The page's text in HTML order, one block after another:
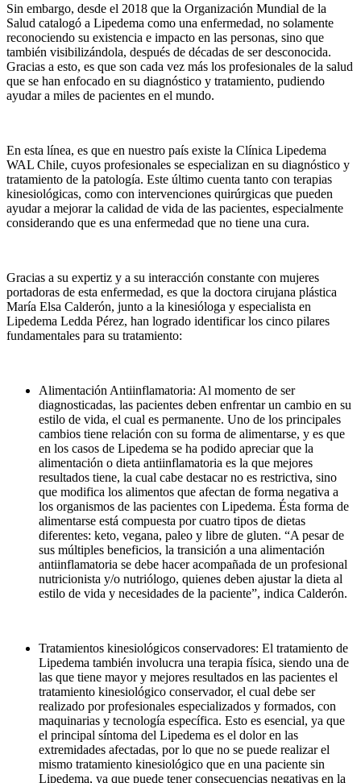
Sin embargo, desde el 2018 que la Organización Mundial de la
Salud catalogó a Lipedema como una enfermedad, no solamente
reconociendo su existencia e impacto en las personas, sino que
también visibilizándola, después de décadas de ser desconocida.
Gracias a esto, es que son cada vez más los profesionales de la salud
que se han enfocado en su diagnóstico y tratamiento, pudiendo
ayudar a miles de pacientes en el mundo.
En esta línea, es que en nuestro país existe la Clínica Lipedema
WAL Chile, cuyos profesionales se especializan en su diagnóstico y
tratamiento de la patología. Este último cuenta tanto con terapias
kinesiológicas, como con intervenciones quirúrgicas que pueden
ayudar a mejorar la calidad de vida de las pacientes, especialmente
considerando que es una enfermedad que no tiene una cura.
Gracias a su expertiz y a su interacción constante con mujeres
portadoras de esta enfermedad, es que la doctora cirujana plástica
María Elsa Calderón, junto a la kinesióloga y especialista en
Lipedema Ledda Pérez, han logrado identificar los cinco pilares
fundamentales para su tratamiento:
Alimentación Antiinflamatoria: Al momento de ser
diagnosticadas, las pacientes deben enfrentar un cambio en su
estilo de vida, el cual es permanente. Uno de los principales
cambios tiene relación con su forma de alimentarse, y es que
en los casos de Lipedema se ha podido apreciar que la
alimentación o dieta antiinflamatoria es la que mejores
resultados tiene, la cual cabe destacar no es restrictiva, sino
que modifica los alimentos que afectan de forma negativa a
los organismos de las pacientes con Lipedema. Ésta forma de
alimentarse está compuesta por cuatro tipos de dietas
diferentes: keto, vegana, paleo y libre de gluten. “A pesar de
sus múltiples beneficios, la transición a una alimentación
antiinflamatoria se debe hacer acompañada de un profesional
nutricionista y/o nutriólogo, quienes deben ajustar la dieta al
estilo de vida y necesidades de la paciente”, indica Calderón.
Tratamientos kinesiológicos conservadores: El tratamiento de
Lipedema también involucra una terapia física, siendo una de
las que tiene mayor y mejores resultados en las pacientes el
tratamiento kinesiológico conservador, el cual debe ser
realizado por profesionales especializados y formados, con
maquinarias y tecnología específica. Esto es esencial, ya que
el principal síntoma del Lipedema es el dolor en las
extremidades afectadas, por lo que no se puede realizar el
mismo tratamiento kinesiológico que en una paciente sin
Lipedema, ya que puede tener consecuencias negativas en la